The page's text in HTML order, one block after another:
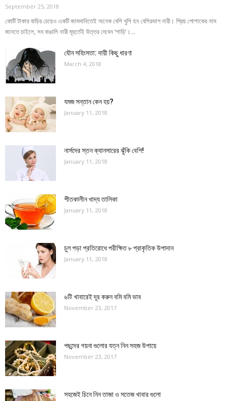
September 25, 2018
কোটি টাকার বাড়ির চেয়েও একটি জামদানিতেই অনেক বেশি খুশি হন বেশিরভাগ নারী। প্রিয় পোশাকের নাম
জানতে চাইলে, সব বাঙালি নারী মূহুর্তেই উত্তর দেবেন ‘শাড়ি’।...
যৌন সহিংসতা: দায়ী কিছু ধারণা
March 4, 2018
যমজ সন্তান কেন হয়?
January 11, 2018
নার্সদের স্তন ক্যানসারের ঝুঁকি বেশি!
January 11, 2018
শীতকালীন খাদ্য তালিকা
January 11, 2018
চুল পড়া প্রতিরোধে পরীক্ষিত ৮ প্রাকৃতিক উপাদান
January 11, 2018
৬টি খাবারেই দূর করুন বমি বমি ভাব
November 23, 2017
পছন্দের গয়না গুলোর যত্ন নিন সহজ উপায়ে
November 23, 2017
সহজেই চিনে নিন তাজা ও সতেজ খাবার গুলো